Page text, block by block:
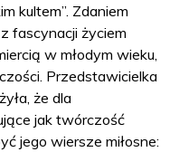
kultem”. Zdaniem
fascynacji życiem
w młodym wieku,
Przedstawicielka
że dla
jak twórczość
jego wiersze miłosne: